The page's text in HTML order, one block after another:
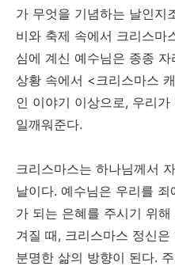
가 무엇을 기념하는 날인지
비와 축제 속에서 크리스마
심에 계신 예수님은 종종
상황 속에서 <크리스마스
인 이야기 이상으로, 우리
일깨워준다.
크리스마스는 하나님께서
날이다. 예수님은 우리를
가 되는 은혜를 주시기 위
겨질 때, 크리스마스 정신
분명한 삶의 방향이 된다.